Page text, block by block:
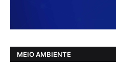
MEIO AMBIENTE